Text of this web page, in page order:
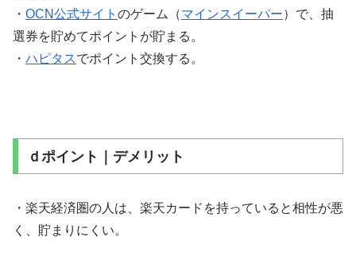
・ OCN公式サイト のゲーム（マインスイーパー）で、抽
選券を貯めてポイントが貯まる。
・ ハピタスでポイント交換する。
ｄポイント｜デメリット
・楽天経済圏の人は、楽天カードを持っていると相性が悪
く、貯まりにくい。